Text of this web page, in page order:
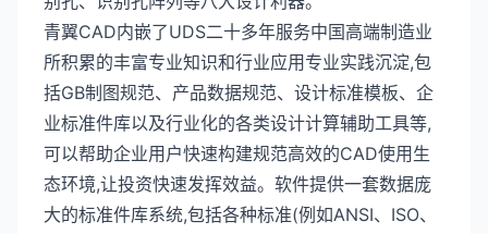
青翼CAD内嵌了UDS二十多年服务中国高端制造业
所积累的丰富专业知识和行业应用专业实践沉淀,包
括GB制图规范、产品数据规范、设计标准模板、企
业标准件库以及行业化的各类设计计算辅助工具等,
可以帮助企业用户快速构建规范高效的CAD使用生
态环境,让投资快速发挥效益。软件提供一套数据庞
大的标准件库系统,包括各种标准(例如ANSI、ISO、